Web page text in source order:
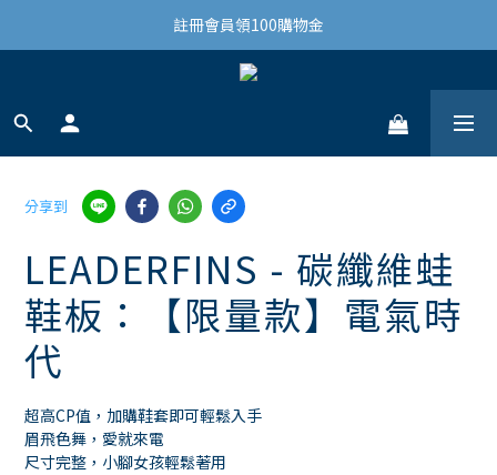
結帳滿3,000免運(限台灣)
註冊會員領100購物金
結帳滿3,000免運(限台灣)
分享到
LEADERFINS - 碳纖維蛙
鞋板：【限量款】電氣時
代
超高CP值，加購鞋套即可輕鬆入手
眉飛色舞，愛就來電
尺寸完整，小腳女孩輕鬆著用